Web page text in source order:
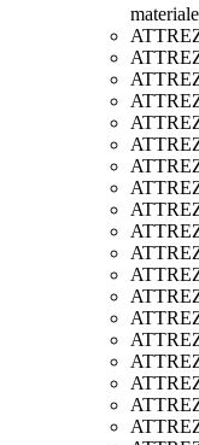
materiale